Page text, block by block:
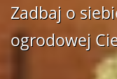
Zadbaj o
ogrodowej